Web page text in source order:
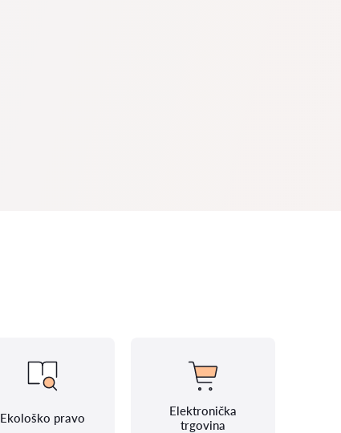
Ekološko pravo
Elektronička
trgovina